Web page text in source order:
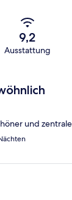
9,2
Ausstattung
und